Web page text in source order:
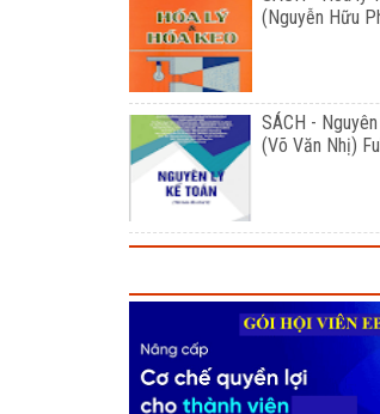
(Nguyễn Hữu
SÁCH -
(Võ Văn Nhị) Full